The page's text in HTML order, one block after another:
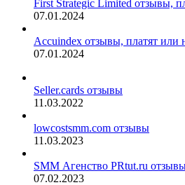
First Strategic Limited отзывы,
07.01.2024
Accuindex отзывы, платят или
07.01.2024
Seller.cards отзывы
11.03.2022
lowcostsmm.com отзывы
11.03.2023
SMM Агенство PRtut.ru
07.02.2023